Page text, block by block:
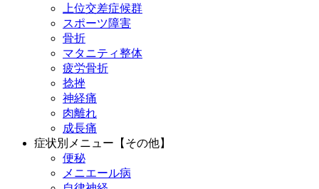
上位交差症候群
スポーツ障害
骨折
マタニティ整体
疲労骨折
捻挫
神経痛
肉離れ
成長痛
症状別メニュー【その他】
便秘
メニエール病